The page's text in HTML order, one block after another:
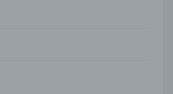
Daten
um einen Dritten handelt oder
oder dem Recht der